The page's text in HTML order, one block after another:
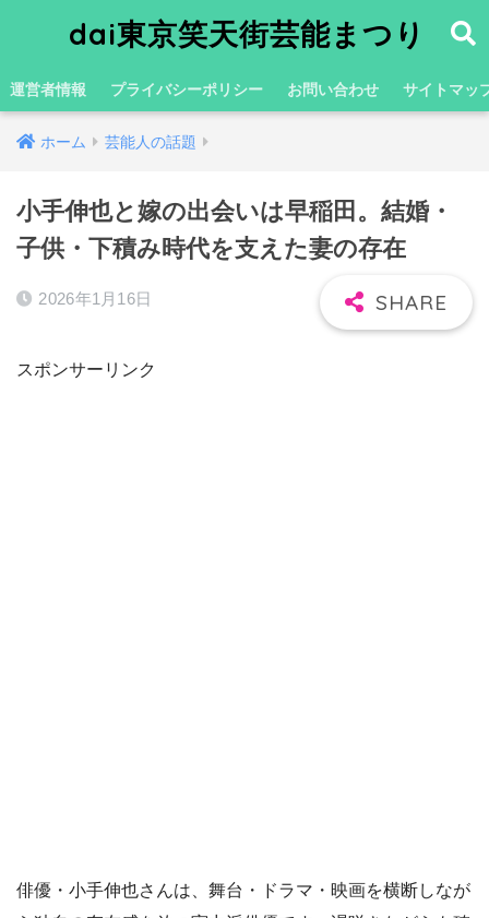
dai東京笑天街芸能まつり
運営者情報 プライバシーポリシー お問い合わせ サイトマッ
ホーム 芸能人の話題
小手伸也と嫁の出会いは早稲田。結婚・
子供・下積み時代を支えた妻の存在
2026年1月16日
スポンサーリンク
俳優・小手伸也さんは、舞台・ドラマ・映画を横断しなが